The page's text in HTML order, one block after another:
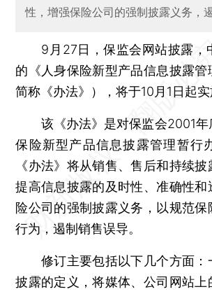
性，增强保险公司的强制披露义务，
9月27日，保监会网站披露，
的《人身保险新型产品信息披露管
简称《办法》），将于10月1日起实
该《办法》是对保监会2001年
保险新型产品信息披露管理暂行
《办法》将从销售、售后和持续披
提高信息披露的及时性、准确性和
险公司的强制披露义务，以规范保
行为，遏制销售误导。
修订主要包括以下几个方面：
披露的定义，将媒体、公司网站上